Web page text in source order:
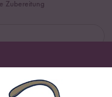
Zubereitung
Anmeldung zum Newsletter